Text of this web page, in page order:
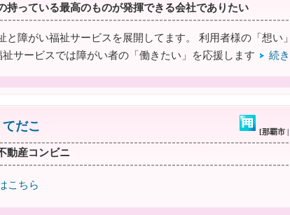
持っている最高のものが発揮できる会社でありたい
と障がい福祉サービスを展開してます。 利用者様の「想い
サービスでは障がい者の「働きたい」を応援します
続
[那覇市 |
てだこ
動産コンビニ
こちら